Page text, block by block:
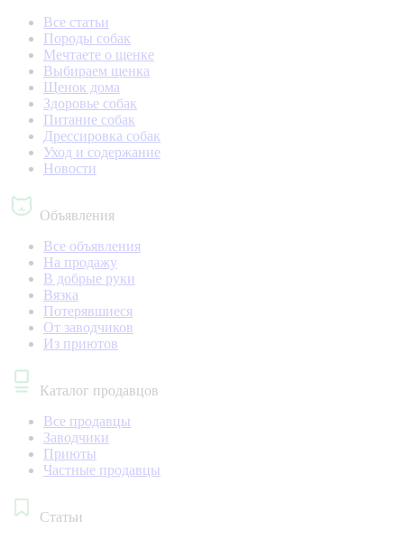
Все статьи
Породы собак
Мечтаете о щенке
Выбираем щенка
Щенок дома
Здоровье собак
Питание собак
Дрессировка собак
Уход и содержание
Новости
Объявления
Все объявления
На продажу
В добрые руки
Вязка
Потерявшиеся
От заводчиков
Из приютов
Каталог продавцов
Все продавцы
Заводчики
Приюты
Частные продавцы
Статьи